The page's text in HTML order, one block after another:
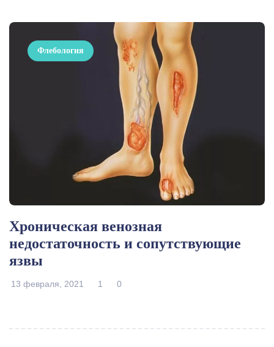
Флебология
Хроническая венозная
недостаточность и сопутствующие
язвы
13 февраля, 2021 1 0